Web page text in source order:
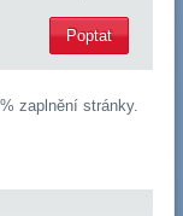
Poptat
zaplnění stránky.